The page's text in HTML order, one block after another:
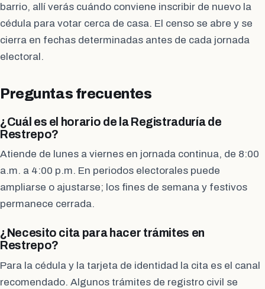
barrio, allí verás cuándo conviene inscribir de nuevo la
cédula para votar cerca de casa. El censo se abre y se
cierra en fechas determinadas antes de cada jornada
electoral.
Preguntas frecuentes
¿Cuál es el horario de la Registraduría de
Restrepo?
Atiende de lunes a viernes en jornada continua, de 8:00
a.m. a 4:00 p.m. En periodos electorales puede
ampliarse o ajustarse; los fines de semana y festivos
permanece cerrada.
¿Necesito cita para hacer trámites en
Restrepo?
Para la cédula y la tarjeta de identidad la cita es el canal
recomendado. Algunos trámites de registro civil se